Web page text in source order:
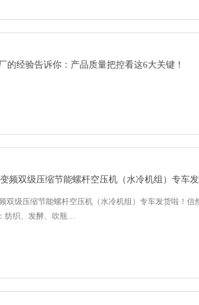
的经验告诉你：产品质量把控看这6大关键！
频双级压缩节能螺杆空压机（水冷机组）专车发
双级压缩节能螺杆空压机（水冷机组）专车发货啦！
纺织、发酵、吹瓶…